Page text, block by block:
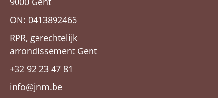
ON: 0413892466
RPR, gerechtelijk
arrondissement Gent
+32 92 23 47 81
info@jnm.be